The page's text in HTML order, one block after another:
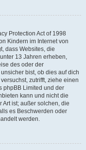
Protection Act of 1998
Kindern im Internet von
dass Websites, die
13 Jahren erheben,
des oder der
bist, ob dies auf dich
zutrifft, ziehe einen
phpBB Limited und der
kann und nicht die
ist; außer solchen, die
es Beschwerden oder
werden.